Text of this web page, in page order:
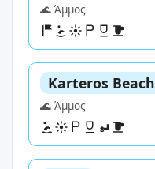
🌊 Άμμος
Karteros Beach
🌊 Άμμος